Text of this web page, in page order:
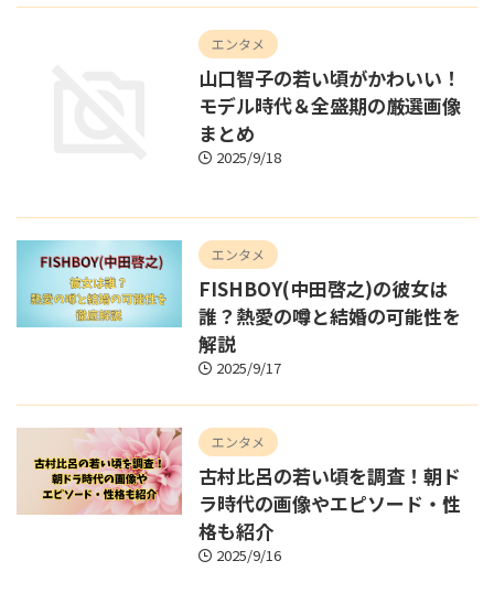
エンタメ
山口智子の若い頃がかわいい！
モデル時代＆全盛期の厳選画像
まとめ
2025/9/18
エンタメ
FISHBOY(中田啓之)の彼女は
誰？熱愛の噂と結婚の可能性を
解説
2025/9/17
エンタメ
古村比呂の若い頃を調査！朝ド
ラ時代の画像やエピソード・性
格も紹介
2025/9/16